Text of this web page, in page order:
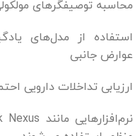
محاسبه توصیفگرهای
استفاده از مدل‌های
عوارض جانبی
ارزیابی تداخلات دارویی